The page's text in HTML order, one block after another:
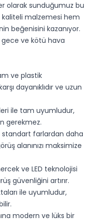
olarak sunduğumuz bu
kaliteli malzemesi hem
beğenisini kazanıyor.
gece ve kötü hava
ve plastik
dayanıklıdır ve uzun
ile tam uyumludur,
gerekmez.
standart farlardan daha
alanınızı maksimize
ve LED teknolojisi
güvenliğini artırır.
ile uyumludur,
modern ve lüks bir